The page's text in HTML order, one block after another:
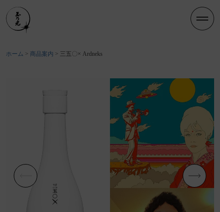
ホーム 商品案内 三五〇× Ardneks